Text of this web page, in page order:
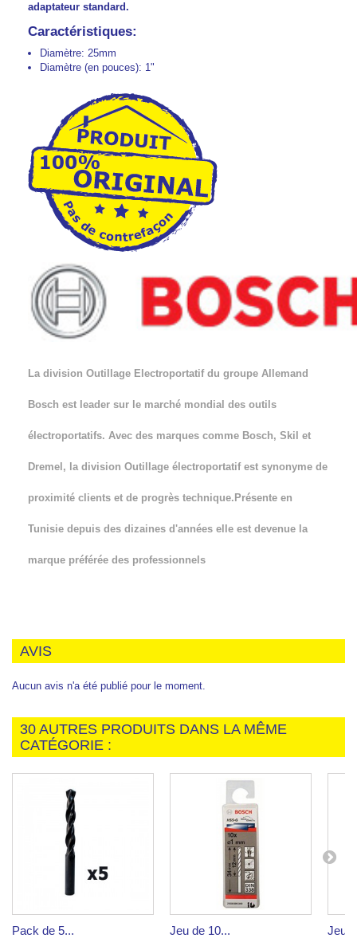
adaptateur standard.
Caractéristiques:
Diamètre: 25mm
Diamètre (en pouces): 1"
La division Outillage Electroportatif du groupe Allemand
Bosch est leader sur le marché mondial des outils
électroportatifs. Avec des marques comme Bosch, Skil et
Dremel, la division Outillage électroportatif est synonyme de
proximité clients et de progrès technique.Présente en
Tunisie depuis des dizaines d'années elle est devenue la
marque préférée des professionnels
AVIS
Aucun avis n'a été publié pour le moment.
30 AUTRES PRODUITS DANS LA MÊME
CATÉGORIE :
Pack de 5... Jeu de 10... Jeu